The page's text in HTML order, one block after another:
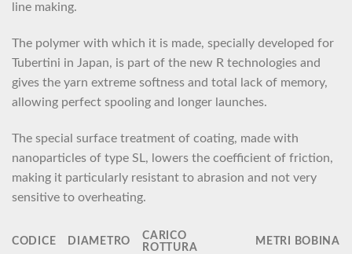
line making.
The polymer with which it is made, specially developed for
Tubertini in Japan, is part of the new R technologies and
gives the yarn extreme softness and total lack of memory,
allowing perfect spooling and longer launches.
The special surface treatment of coating, made with
nanoparticles of type SL, lowers the coefficient of friction,
making it particularly resistant to abrasion and not very
sensitive to overheating.
CODICE DIAMETRO
CARICO
ROTTURA
METRI BOBINA